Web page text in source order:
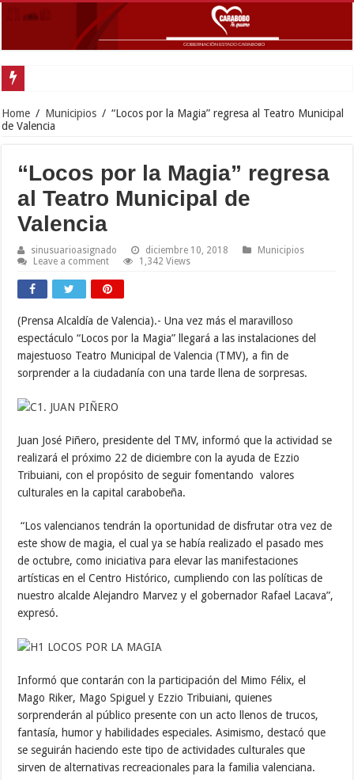
Home / Municipios / “Locos por la Magia” regresa al Teatro Municipal
de Valencia
“Locos por la Magia” regresa
al Teatro Municipal de
Valencia
sinusuarioasignado diciembre 10, 2018
Municipios
Leave a comment
1,342 Views
(Prensa Alcaldía de Valencia).- Una vez más el maravilloso
espectáculo “Locos por la Magia” llegará a las instalaciones del
majestuoso Teatro Municipal de Valencia (TMV), a fin de
sorprender a la ciudadanía con una tarde llena de sorpresas.
Juan José Piñero, presidente del TMV, informó que la actividad se
realizará el próximo 22 de diciembre con la ayuda de Ezzio
Tribuiani, con el propósito de seguir fomentando valores
culturales en la capital carabobeña.
“Los valencianos tendrán la oportunidad de disfrutar otra vez de
este show de magia, el cual ya se había realizado el pasado mes
de octubre, como iniciativa para elevar las manifestaciones
artísticas en el Centro Histórico, cumpliendo con las políticas de
nuestro alcalde Alejandro Marvez y el gobernador Rafael Lacava”,
expresó.
Informó que contarán con la participación del Mimo Félix, el
Mago Riker, Mago Spiguel y Ezzio Tribuiani, quienes
sorprenderán al público presente con un acto llenos de trucos,
fantasía, humor y habilidades especiales. Asimismo, destacó que
se seguirán haciendo este tipo de actividades culturales que
sirven de alternativas recreacionales para la familia valenciana.